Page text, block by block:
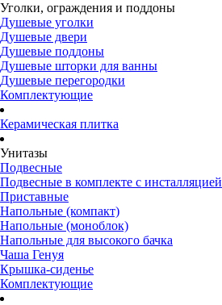
Уголки, ограждения и поддоны
Душевые уголки
Душевые двери
Душевые поддоны
Душевые шторки для ванны
Душевые перегородки
Комплектующие
Керамическая плитка
Унитазы
Подвесные
Подвесные в комплекте с инсталляцией
Приставные
Напольные (компакт)
Напольные (моноблок)
Напольные для высокого бачка
Чаша Генуя
Крышка-сиденье
Комплектующие